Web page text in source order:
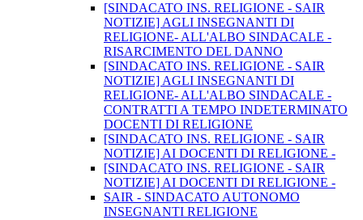
[SINDACATO INS. RELIGIONE - SAIR
NOTIZIE] AGLI INSEGNANTI DI
RELIGIONE- ALL'ALBO SINDACALE -
RISARCIMENTO DEL DANNO
[SINDACATO INS. RELIGIONE - SAIR
NOTIZIE] AGLI INSEGNANTI DI
RELIGIONE- ALL'ALBO SINDACALE -
CONTRATTI A TEMPO INDETERMINATO
DOCENTI DI RELIGIONE
[SINDACATO INS. RELIGIONE - SAIR
NOTIZIE] AI DOCENTI DI RELIGIONE -
[SINDACATO INS. RELIGIONE - SAIR
NOTIZIE] AI DOCENTI DI RELIGIONE -
SAIR - SINDACATO AUTONOMO
INSEGNANTI RELIGIONE